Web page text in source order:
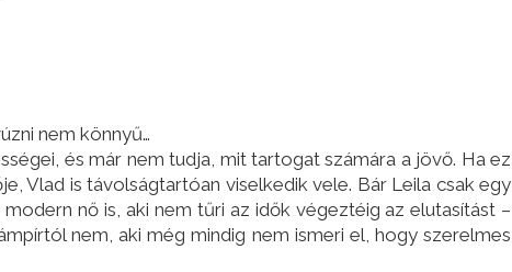
nem könnyű…
és már nem tudja, mit tartogat számára a jövő. Ha ez
Vlad is távolságtartóan viselkedik vele. Bár Leila csak egy
nő is, aki nem tűri az idők végeztéig az elutasítást –
nem, aki még mindig nem ismeri el, hogy szerelmes